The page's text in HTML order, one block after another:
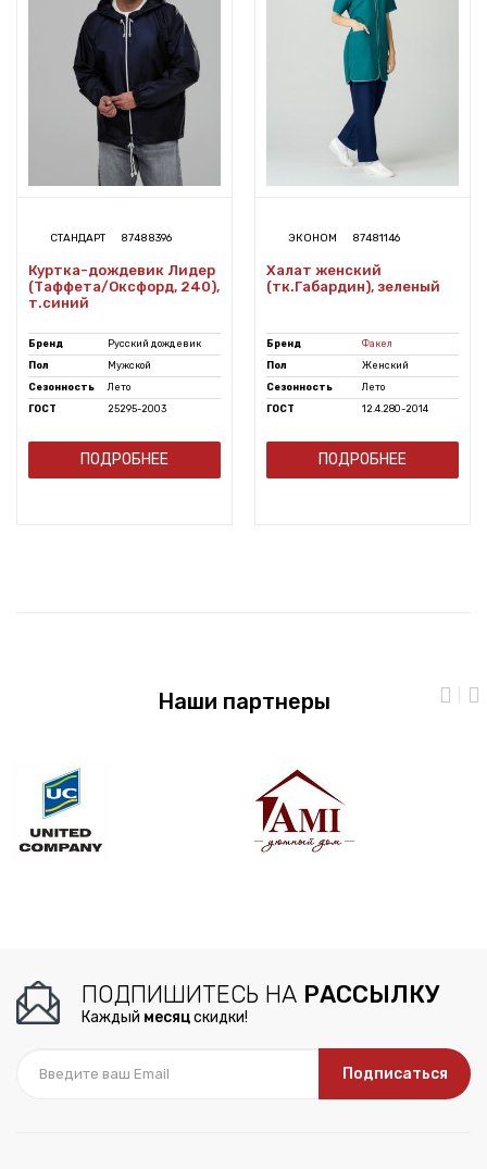
СТАНДАРТ 87488396
Куртка-дождевик Лидер
(Таффета/Оксфорд, 240),
т.синий
Бренд
Русский дождевик
Пол
Мужской
Сезонность
Лето
ГОСТ
25295-2003
ПОДРОБНЕЕ
ЭКОНОМ 87481146
Халат женский
(тк.Габардин), зеленый
Бренд
Факел
Пол
Женский
Сезонность
Лето
ГОСТ
12.4.280-2014
ПОДРОБНЕЕ
Наши партнеры
ПОДПИШИТЕСЬ НА РАССЫЛКУ
Каждый месяцскидки!
Подписаться